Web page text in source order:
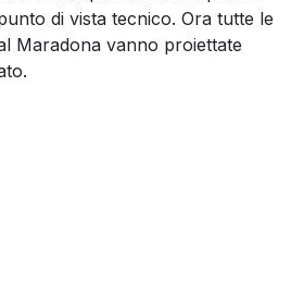
di vista tecnico. Ora tutte le
Maradona vanno proiettate